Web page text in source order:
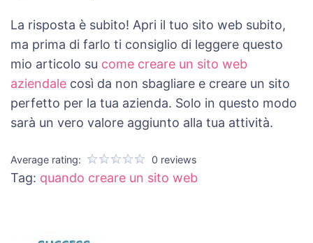
La risposta è subito! Apri il tuo sito web subito,
ma prima di farlo ti consiglio di leggere questo
mio articolo su come creare un sito web
aziendale così da non sbagliare e creare un sito
perfetto per la tua azienda. Solo in questo modo
sarà un vero valore aggiunto alla tua attività.
Average rating: 0 reviews
Tag: quando creare un sito web